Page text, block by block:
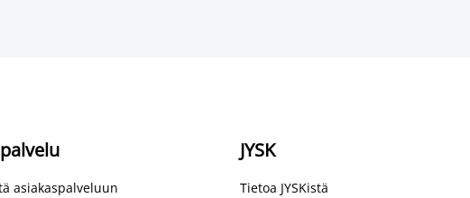
asiakaspalveluun
JYSK
Tietoa JYSKistä